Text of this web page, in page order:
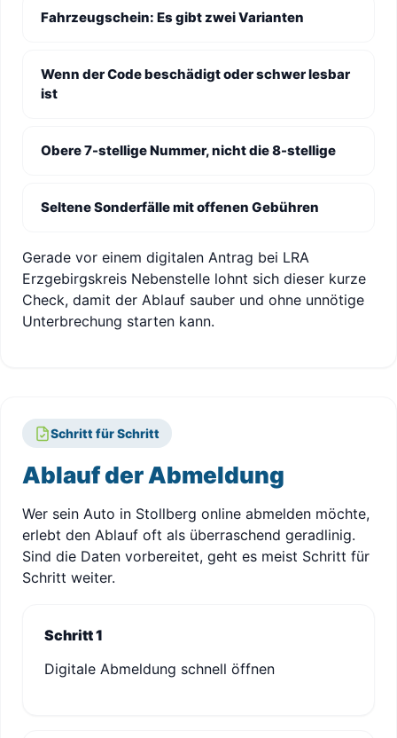
Fahrzeugschein: Es gibt zwei Varianten
Wenn der Code beschädigt oder schwer lesbar
ist
Obere 7-stellige Nummer, nicht die 8-stellige
Seltene Sonderfälle mit offenen Gebühren
Gerade vor einem digitalen Antrag bei LRA
Erzgebirgskreis Nebenstelle lohnt sich dieser kurze
Check, damit der Ablauf sauber und ohne unnötige
Unterbrechung starten kann.
Schritt für Schritt
Ablauf der Abmeldung
Wer sein Auto in Stollberg online abmelden möchte,
erlebt den Ablauf oft als überraschend geradlinig.
Sind die Daten vorbereitet, geht es meist Schritt für
Schritt weiter.
Schritt 1
Digitale Abmeldung schnell öffnen